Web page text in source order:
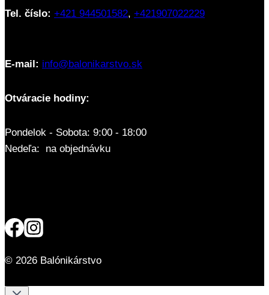
Tel. číslo: +421 944501582, +421907022229
E-mail: info@balonikarstvo.sk
Otváracie hodiny:
Pondelok - Sobota: 9:00 - 18:00
Nedeľa: na objednávku
© 2026 Balónikárstvo